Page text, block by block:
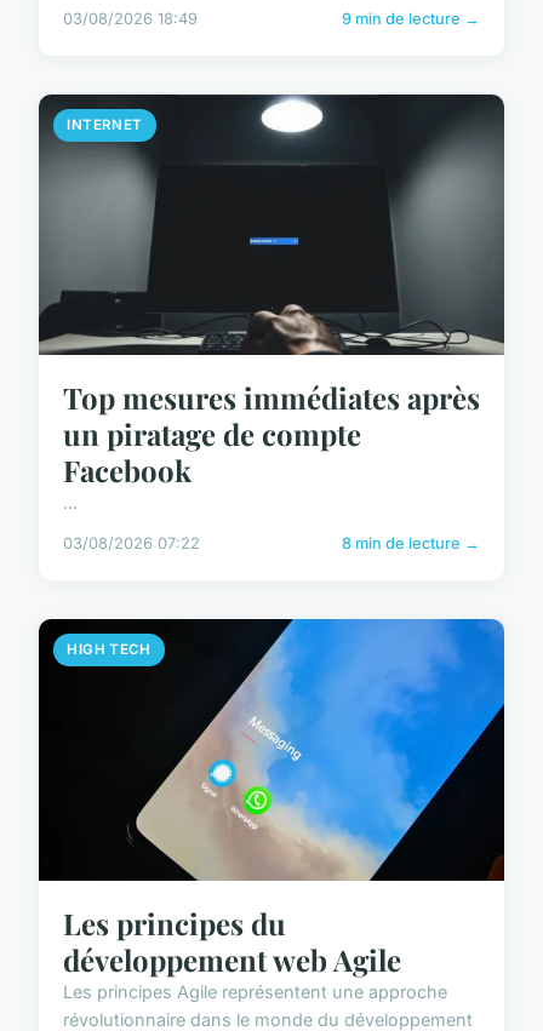
03/08/2026 18:49 9 min de lecture →
INTERNET
Top mesures immédiates après
un piratage de compte
Facebook
...
03/08/2026 07:22 8 min de lecture →
HIGH TECH
Les principes du
développement web Agile
Les principes Agile représentent une approche
révolutionnaire dans le monde du développement